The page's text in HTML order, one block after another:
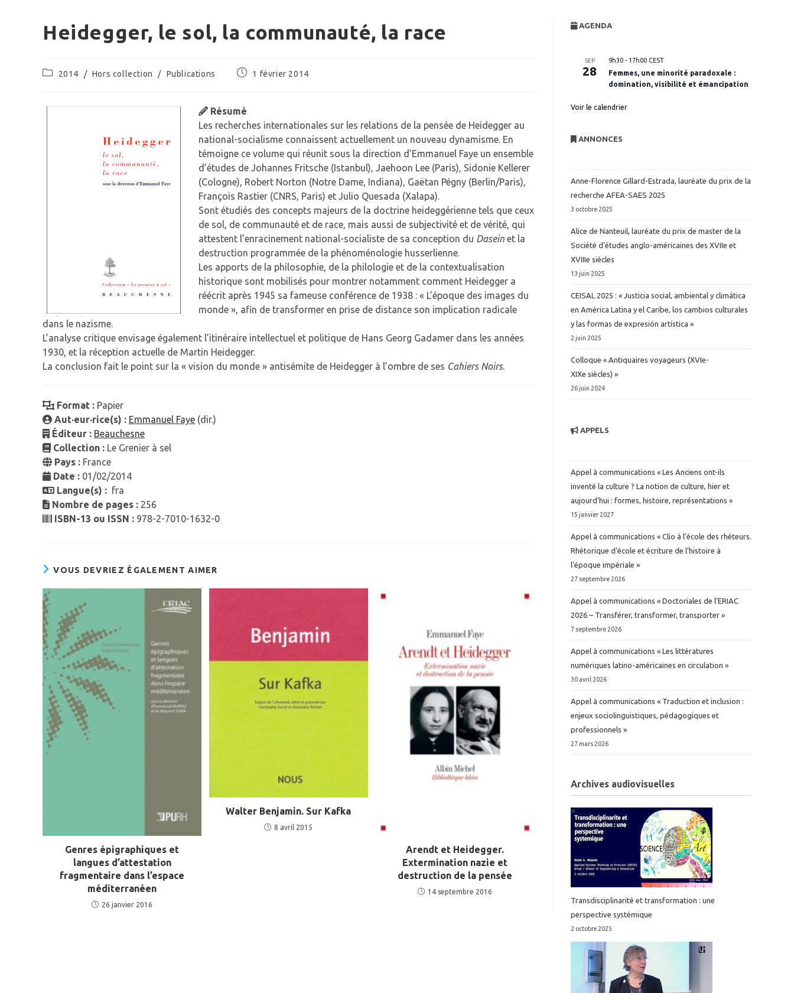
Heidegger, le sol, la communauté, la race
Post2014 / Hors collection / Publications
Publication
1 février 2014
Résumé
Les recherches internationales sur les relations de la pensée de Heidegger au
national-socialisme connaissent actuellement un nouveau dynamisme. En
témoigne ce volume qui réunit sous la direction d’Emmanuel Faye un ensemble
d’études de Johannes Fritsche (Istanbul), Jaehoon Lee (Paris), Sidonie Kellerer
(Cologne), Robert Norton (Notre Dame, Indiana), Gaëtan Pégny (Berlin/Paris),
François Rastier (CNRS, Paris) et Julio Quesada (Xalapa).
Sont étudiés des concepts majeurs de la doctrine heideggérienne tels que ceux
de sol, de communauté et de race, mais aussi de subjectivité et de vérité, qui
attestent l’enracinement national-socialiste de sa conception du Dasein et la
destruction programmée de la phénoménologie husserlienne.
Les apports de la philosophie, de la philologie et de la contextualisation
historique sont mobilisés pour montrer notamment comment Heidegger a
réécrit après 1945 sa fameuse conférence de 1938 : « L’époque des images du
monde », afin de transformer en prise de distance son implication radicale
dans le nazisme.
L’analyse critique envisage également l’itinéraire intellectuel et politique de Hans Georg Gadamer dans les années
1930, et la réception actuelle de Martin Heidegger.
La conclusion fait le point sur la « vision du monde » antisémite de Heidegger à l’ombre de ses Cahiers Noirs.
Format : Papier
Aut·eur·rice(s) : Emmanuel Faye (dir.)
Éditeur : Beauchesne
Collection : Le Grenier à sel
Pays : France
Date : 01/02/2014
Langue(s) : fra
Nombre de pages : 256
ISBN-13 ou ISSN : 978-2-7010-1632-0
VOUS DEVRIEZ ÉGALEMENT AIMER
Genres épigraphiques et
langues d’attestation
fragmentaire dans l’espace
méditerranéen
26 janvier 2016
Walter Benjamin. Sur Kafka
8 avril 2015
Arendt et Heidegger.
Extermination nazie et
destruction de la pensée
14 septembre 2016
AGENDA
SEP
28
9h30 - 17h00 CEST
Femmes, une minorité paradoxale :
domination, visibilité et émancipation
Voir le calendrier
ANNONCES
Anne-Florence Gillard-Estrada, lauréate du prix de la
recherche AFEA-SAES 2025
3 octobre 2025
Alice de Nanteuil, lauréate du prix de master de la
Société d’études anglo-américaines des XVIIe et
XVIIIe siècles
13 juin 2025
CEISAL 2025 : « Justicia social, ambiental y climática
en América Latina y el Caribe, los cambios culturales
y las formas de expresión artística »
2 juin 2025
Colloque « Antiquaires voyageurs (XVIe-
XIXe siècles) »
26 juin 2024
APPELS
Appel à communications « Les Anciens ont-ils
inventé la culture ? La notion de culture, hier et
aujourd’hui : formes, histoire, représentations »
15 janvier 2027
Appel à communications « Clio à l’école des rhéteurs.
Rhétorique d’école et écriture de l’histoire à
l’époque impériale »
27 septembre 2026
Appel à communications « Doctoriales de l’ERIAC
2026 – Transférer, transformer, transporter »
7 septembre 2026
Appel à communications « Les littératures
numériques latino-américaines en circulation »
30 avril 2026
Appel à communications « Traduction et inclusion :
enjeux sociolinguistiques, pédagogiques et
professionnels »
27 mars 2026
Archives audiovisuelles
Transdisciplinarité et transformation : une
perspective systémique
2 octobre 2025